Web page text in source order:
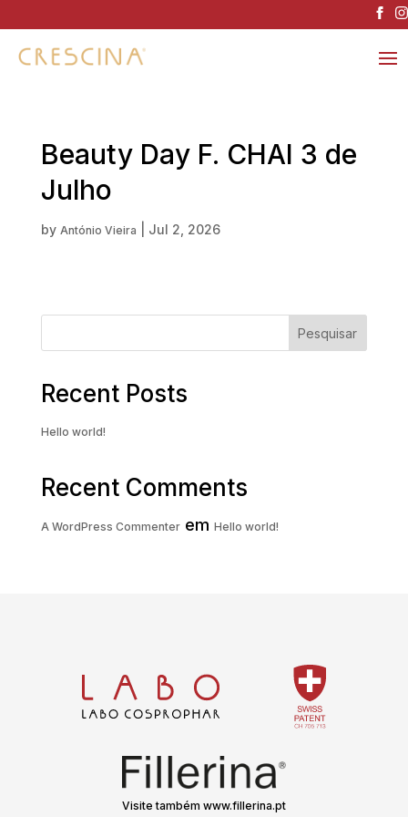
Beauty Day F. CHAI 3 de
Julho
by António Vieira Jul 2, 2026
Pesquisar
Recent Posts
Hello world!
Recent Comments
A WordPress Commenterem Hello world!
Visite também www.fillerina.pt